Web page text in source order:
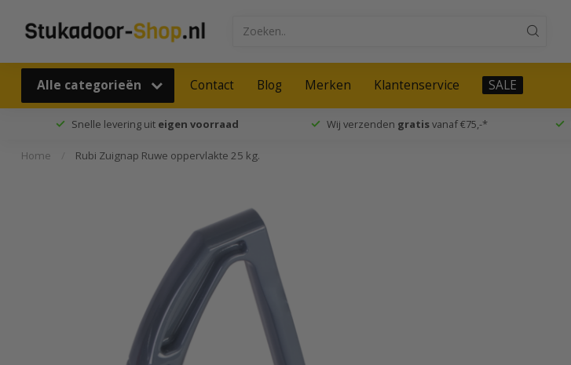
Alle categorieën Contact Blog Merken Klantenservice SALE
Snelle levering uit eigen voorraad Wij verzenden gratisvanaf €75,-*
Home Rubi Zuignap Ruwe oppervlakte 25 kg.